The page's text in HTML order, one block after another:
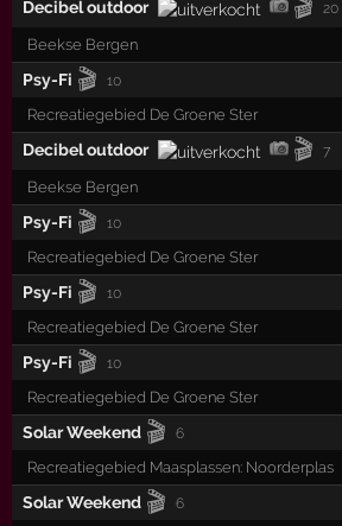
Decibel outdoor 🎬 20
Beekse Bergen
Psy-Fi 🎬 10
Recreatiegebied De Groene Ster
Decibel outdoor 🎬 7
Beekse Bergen
Psy-Fi 🎬 10
Recreatiegebied De Groene Ster
Psy-Fi 🎬 10
Recreatiegebied De Groene Ster
Psy-Fi 🎬 10
Recreatiegebied De Groene Ster
Solar Weekend 🎬 6
Recreatiegebied Maasplassen: Noorderplas
Solar Weekend 🎬 6